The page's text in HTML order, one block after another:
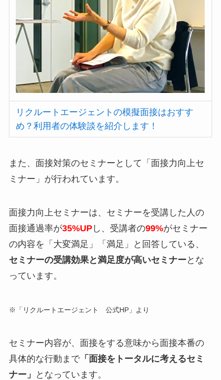
リクルートエージェントの模擬面接はおすす
め？利用者の体験談を紹介します！
また、面接対策のセミナーとして 「面接力向上セ
ミナー」 が行われています。
面接力向上セミナーは、セミナーを受講した人の
面接通過率が35%UPし、受講者の99%がセミナー
の内容を「大変満足」「満足」と回答している、
セミナーの受講効果と満足度が高いセミナー とな
っています。
※「リクルートエージェント 公式HP」より
セミナー内容が、面接をする意味から面接本番の
具体的な行動まで「面接をトータルに考えるセミ
ナー」
となっています。